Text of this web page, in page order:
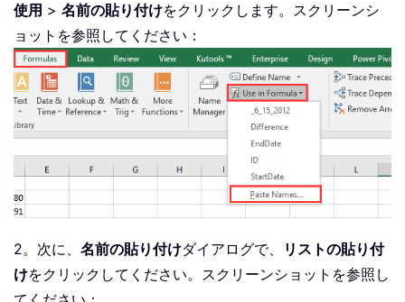
使用 > 名前の貼り付けをクリックします。スクリーンシ
ョットを参照してください：
2。次に、 名前の貼り付けダイアログで、
リストの貼り付
けをクリックしてください。スクリーンショットを参照し